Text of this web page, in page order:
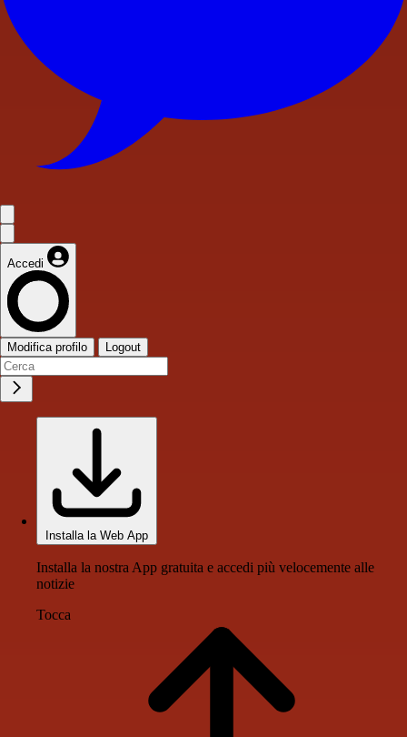
Accedi
Modifica profilo Logout
Installa la Web App
Installa la nostra App gratuita e accedi più velocemente alle
notizie
Tocca